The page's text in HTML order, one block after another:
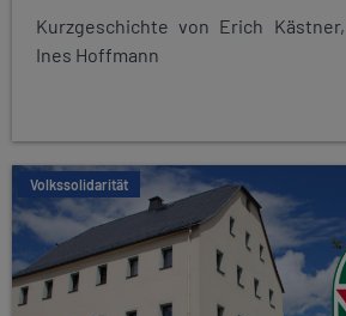
Kurzgeschichte von Erich
Ines Hoffmann
Volkssolidarität